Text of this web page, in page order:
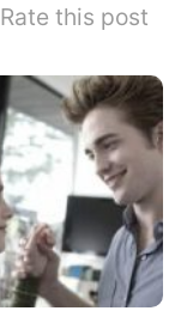
Rate this post